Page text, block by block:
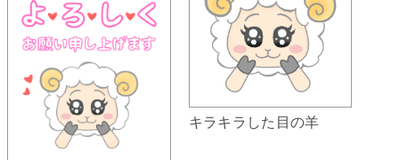
キラキラした目の羊